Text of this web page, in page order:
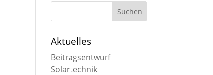
Aktuelles
Beitragsentwurf
Solartechnik